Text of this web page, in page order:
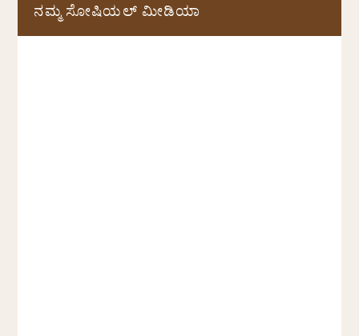
ನಮ್ಮ ಸೋಷಿಯಲ್‌ ಮೀಡಿಯಾ